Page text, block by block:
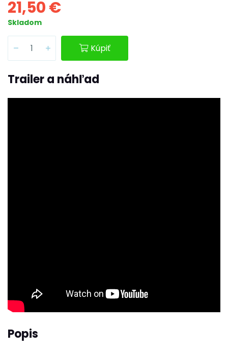
21,50 €
Skladom
Kúpiť
Trailer a náhľad
Popis